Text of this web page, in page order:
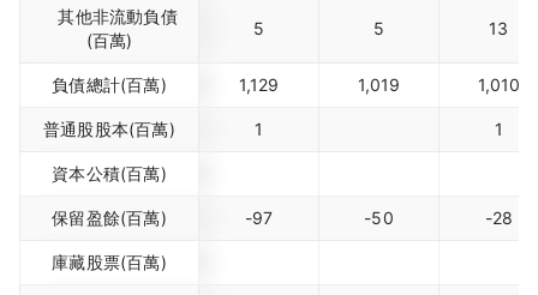
其他非流動負債
(百萬)
5 5 13
負債總計(百萬) 1,129 1,019 1,010
普通股股本(百萬) 1 1
資本公積(百萬)
保留盈餘(百萬) -97 -50 -28
庫藏股票(百萬)